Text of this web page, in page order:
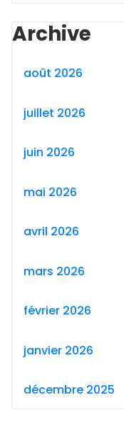
Archive
août 2026
juillet 2026
juin 2026
mai 2026
avril 2026
mars 2026
février 2026
janvier 2026
décembre 2025